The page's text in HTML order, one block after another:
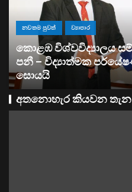
ව්‍යාපාර
සතොසෙන් සුපර් වැඩක් ..
අතනොහැර කියවන තැන